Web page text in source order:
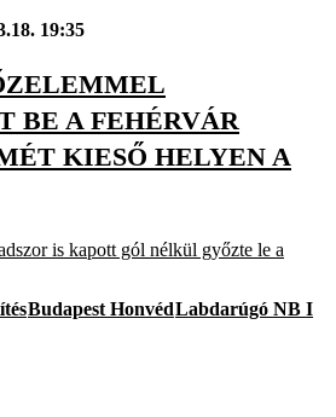
19:35
BE A FEHÉRVÁR
KIESŐ HELYEN A
is kapott gól nélkül győzte le a
Budapest HonvédLabdarúgó NB I